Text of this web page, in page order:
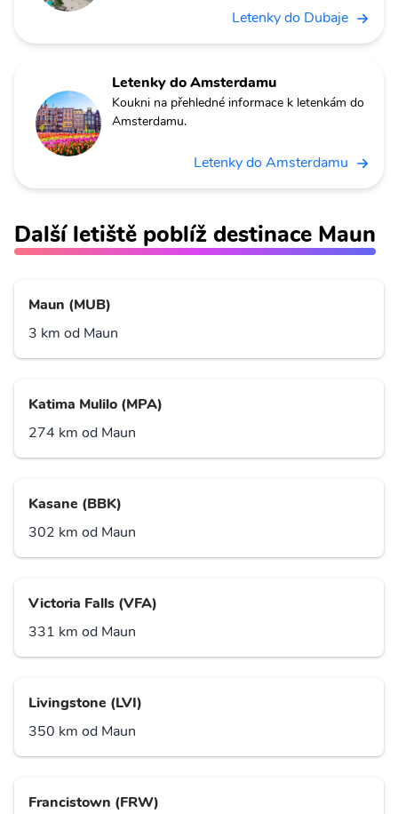
Letenky do Dubaje
Letenky do Amsterdamu
Koukni na přehledné informace k letenkám do
Amsterdamu.
Letenky do Amsterdamu
Další letiště poblíž destinace Maun
Maun (MUB)
3 km od Maun
Katima Mulilo (MPA)
274 km od Maun
Kasane (BBK)
302 km od Maun
Victoria Falls (VFA)
331 km od Maun
Livingstone (LVI)
350 km od Maun
Francistown (FRW)